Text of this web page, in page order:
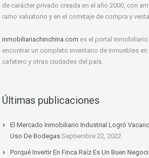
de carácter privado creada en el año 2000, con
ramo valuatorio y en el corretaje de compra y
inmobiliariachinchina.com es el portal
encontrar un completo inventario de inmuebles en
cafetero y otras ciudades del país.
Últimas publicaciones
El Mercado Inmobiliario Industrial Logró
Uso De Bodegas Septiembre 22, 2022
Porqué Invertir En Finca Raíz Es Un Buen